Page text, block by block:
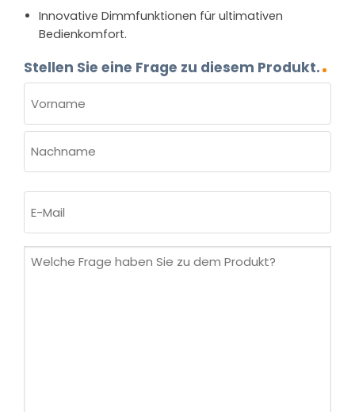
Innovative Dimmfunktionen für ultimativen
Bedienkomfort.
Stellen Sie eine Frage zu diesem Produkt.
(ERFORDERLICH)
Vorname
Mail
Welche